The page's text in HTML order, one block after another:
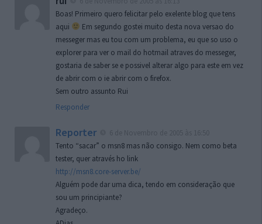
Boas! Primeiro quero felicitar pelo exelente blog que tens
aqui
Em segundo gostei muito desta nova versao do
messeger mas eu tou com um problema, eu que so uso o
explorer para ver o mail do hotmail atraves do messeger,
gostaria de saber se e possivel alterar algo para este em vez
de abrir com o ie abrir com o firefox.
Sem outro assunto Rui
Responder
Reporter
Tento “sacar” o msn8 mas não consigo. Nem como beta
tester, quer através ho link
http://msn8.core-server.be/
Alguém pode dar uma dica, tendo em consideração que
sou um principiante?
Agradeço.